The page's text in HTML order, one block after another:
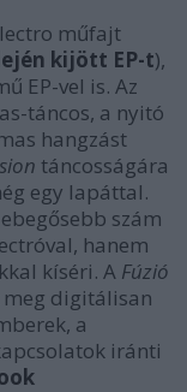
műfajt
kijött EP-t),
EP-vel is. Az
táncos, a nyitó
hangzást
táncosságára
egy lapáttal.
szám
hanem
kíséri. A Fúzió
digitálisan
a
iránti